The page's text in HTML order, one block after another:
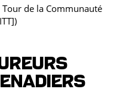
de la Communauté